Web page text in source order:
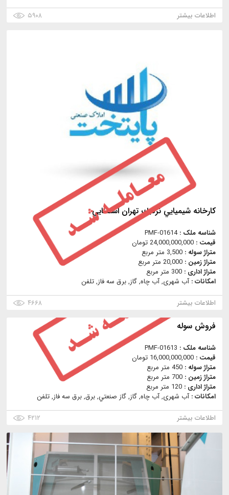
اطلاعات بیشتر
۵۹۰۸
كارخانه شيميايي نزديك تهران استثنايي
شناسه ملک :PMF-01614
قیمت : 24,000,000,000 تومان
متراژ سوله : 3,500 متر مربع
متراژ زمین : 20,000 متر مربع
متراژ اداری : 300 متر مربع
امکانات :آب شهری, آب چاه, گاز, برق سه فاز, تلفن
اطلاعات بیشتر
۴۶۶۸
فروش سوله
شناسه ملک : PMF-01613
قیمت : 16,000,000,000 تومان
متراژ سوله : 450 متر مربع
متراژ زمین : 700 متر مربع
متراژ اداری : 120 متر مربع
امکانات :آب شهری, آب چاه, گاز, گاز صنعتي, برق, برق سه فاز, تلفن
اطلاعات بیشتر
۴۲۱۲